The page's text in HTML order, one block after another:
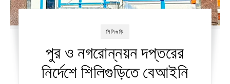
শিলিগুড়ি
পুর ও নগরোন্নয়ন দপ্তরের
নির্দেশে শিলিগুড়িতে বেআইনি